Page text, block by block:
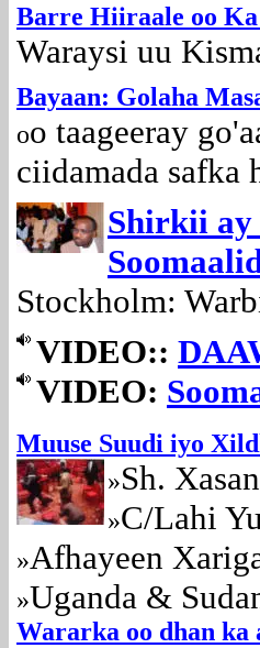
Barre Hiiraale oo
Waraysi uu
Bayaan: Golaha
oo taageeray
ciidamada safka
Shirkii ay
Stockholm:
VIDEO::
VIDEO:
Muuse Suudi iyo
»Sh.
»C/Lahi
»Afhayeen
»Uganda &
Wararka oo dhan